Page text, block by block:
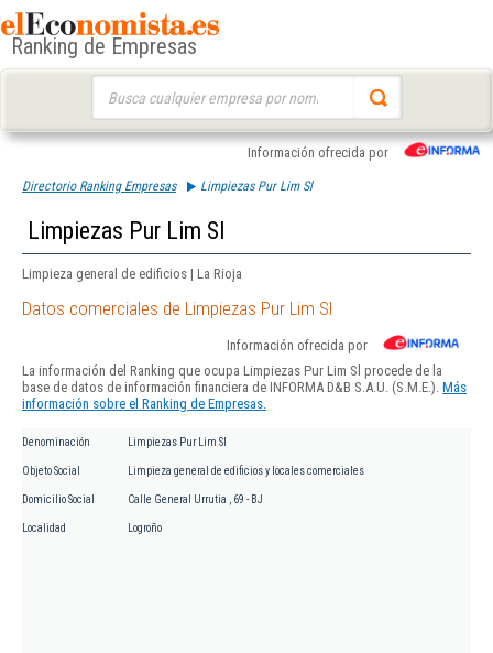
Ranking de Empresas
Información ofrecida por
Directorio Ranking Empresas Limpiezas Pur Lim Sl
Limpiezas Pur Lim Sl
Limpieza general de edificios | La Rioja
Datos comerciales de Limpiezas Pur Lim Sl
Información ofrecida por
La información del Ranking que ocupa Limpiezas Pur Lim Sl procede de la
base de datos de información financiera de INFORMA D&B S.A.U. (S.M.E.). Más
información sobre el Ranking de Empresas.
Denominación Limpiezas Pur Lim Sl
Objeto Social Limpieza general de edificios y locales comerciales
Domicilio Social Calle General Urrutia , 69 - BJ
Localidad Logroño